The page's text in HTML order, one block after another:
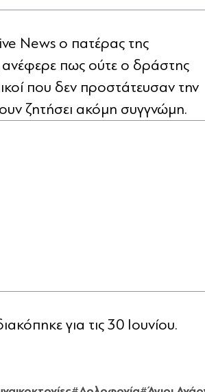
News ο πατέρας της
ανέφερε πως ούτε ο δράστης
που δεν προστάτευσαν την
ζητήσει ακόμη συγγνώμη.
για τις 30 Ιουνίου.